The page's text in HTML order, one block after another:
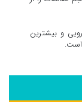
و بیشترین
است.